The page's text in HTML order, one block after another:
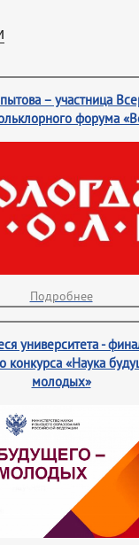
– участница
форума
Подробнее
университета -
конкурса «Наука
молодых»